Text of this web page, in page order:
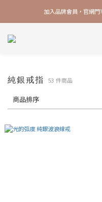
加入品牌會員，官網門
加入品牌會員，官網門
線上線下皆可累積
純銀戒指 53 件商品
商品排序